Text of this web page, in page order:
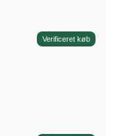
Verificeret køb